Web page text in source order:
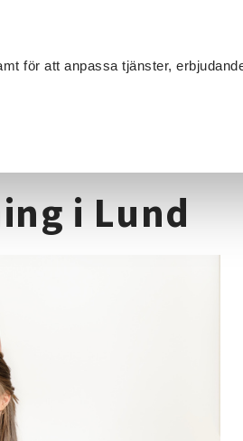
för att anpassa tjänster,
i Lund